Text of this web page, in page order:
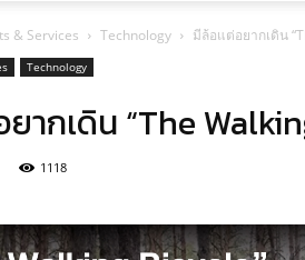
& Services Technology มีล้อแต่อยากเดิน
Technology
ากเดิน “The
1118